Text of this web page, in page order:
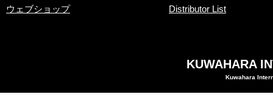
ウェブショップ
Distributor List
Kuwahara
KUWAHARA